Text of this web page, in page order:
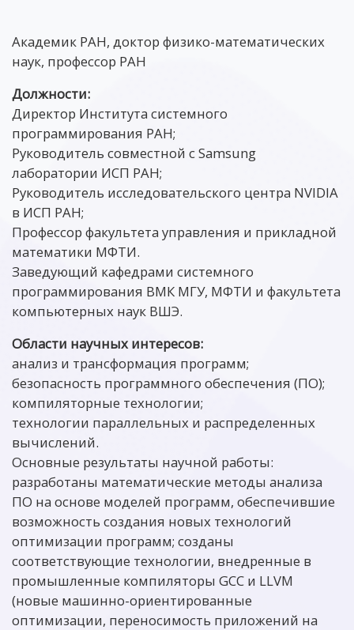
Академик РАН, доктор физико-математических
наук, профессор РАН
Должности:
Директор Института системного
программирования РАН;
Руководитель совместной с Samsung
лаборатории ИСП РАН;
Руководитель исследовательского центра NVIDIA
в ИСП РАН;
Профессор факультета управления и прикладной
математики МФТИ.
Заведующий кафедрами системного
программирования ВМК МГУ, МФТИ и факультета
компьютерных наук ВШЭ.
Области научных интересов:
анализ и трансформация программ;
безопасность программного обеспечения (ПО);
компиляторные технологии;
технологии параллельных и распределенных
вычислений.
Основные результаты научной работы:
разработаны математические методы анализа
ПО на основе моделей программ, обеспечившие
возможность создания новых технологий
оптимизации программ; созданы
соответствующие технологии, внедренные в
промышленные компиляторы GCC и LLVM
(новые машинно-ориентированные
оптимизации, переносимость приложений на